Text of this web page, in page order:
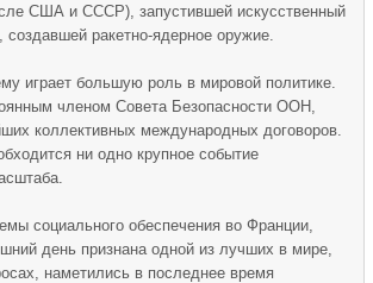
США и СССР), запустившей искусственный
ракетно-ядерное оружие.
играет большую роль в мировой политике.
членом Совета Безопасности ООН,
коллективных международных договоров.
ни одно крупное событие
социального обеспечения во Франции,
день признана одной из лучших в мире,
наметились в последнее время